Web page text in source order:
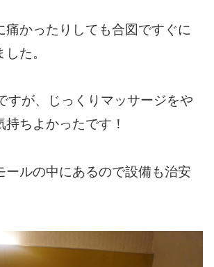
痛かったりしても合図ですぐに
た。
すが、じっくりマッサージをや
持ちよかったです！
ールの中にあるので設備も治安